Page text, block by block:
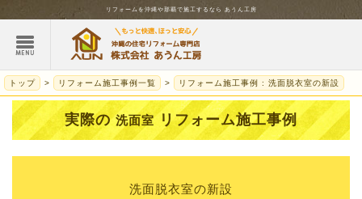
リフォームを 沖縄や那覇で施工するなら あうん工房
トップ リフォーム施工事例一覧 リフォーム施工事例 : 洗面脱衣室の新設
実際の 洗面室リフォーム施工事例
洗面脱衣室の新設